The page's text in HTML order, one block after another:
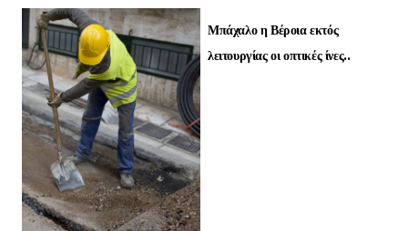
Μπάχαλο η Βέροια εκτός
λειτουργίας οι οπτικές ίνες..